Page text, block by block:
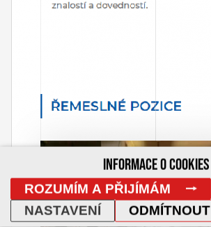
INFORMACE O COOKIES
ROZUMÍM A PŘIJÍMÁM
ODMÍTNOUT
NASTAVENÍ